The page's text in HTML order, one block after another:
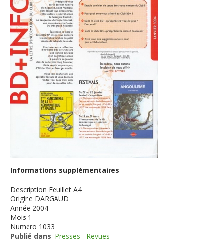
Informations supplémentaires
Description Feuillet A4
Origine DARGAUD
Année 2004
Mois 1
Numéro 1033
Publié dans Presses - Revues